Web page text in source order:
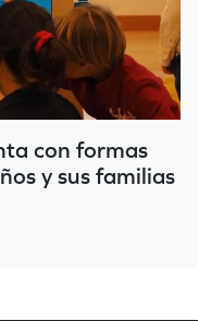
con formas
y sus familias